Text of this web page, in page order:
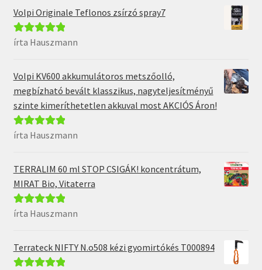
Volpi Originale Teflonos zsírzó spray7
Értékelés:5/
írta Hauszmann
Volpi KV600 akkumulátoros metszőolló,
megbízható bevált klasszikus, nagyteljesítményű
szinte kimeríthetetlen akkuval most AKCIÓS Áron!
Értékelés:5/
írta Hauszmann
TERRALIM 60 ml STOP CSIGÁK! koncentrátum,
MIRAT Bio, Vitaterra
Értékelés:5/
írta Hauszmann
Terrateck NIFTY N.o508 kézi gyomirtókés T000894